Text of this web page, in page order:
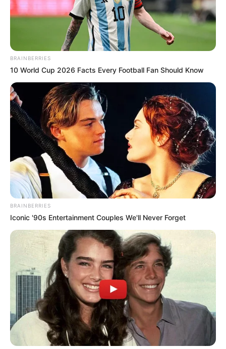
BRAINBERRIES
10 World Cup 2026 Facts Every Football Fan Should Know
BRAINBERRIES
Iconic '90s Entertainment Couples We'll Never Forget